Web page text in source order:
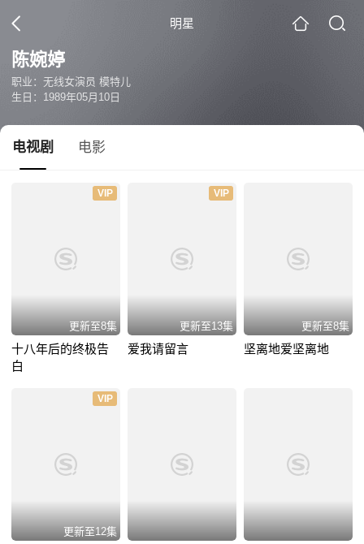
明星
陈婉婷
职业：无线女演员 模特儿
生日：1989年05月10日
电视剧 电影
VIP
更新至8集
十八年后的终极告
白
VIP
更新至13集
爱我请留言
更新至8集
坚离地爱坚离地
VIP
更新至12集